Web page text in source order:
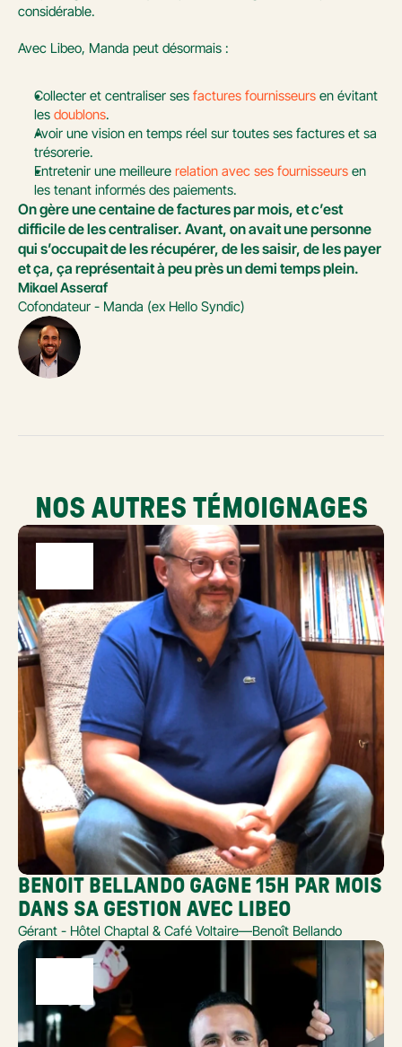
considérable.
Avec Libeo, Manda peut désormais :
Collecter et centraliser ses factures fournisseurs en évitant
les doublons.
Avoir une vision en temps réel sur toutes ses factures et sa
trésorerie.
Entretenir une meilleure relation avec ses fournisseurs en
les tenant informés des paiements.
On gère une centaine de factures par mois, et c’est
difficile de les centraliser. Avant, on avait une personne
qui s’occupait de les récupérer, de les saisir, de les payer
et ça, ça représentait à peu près un demi temps plein.
Mikael Asseraf
Cofondateur - Manda (ex Hello Syndic)
NOS AUTRES TÉMOIGNAGES
BENOIT BELLANDO GAGNE 15H PAR MOIS
DANS SA GESTION AVEC LIBEO
Gérant - Hôtel Chaptal & Café Voltaire—Benoît Bellando